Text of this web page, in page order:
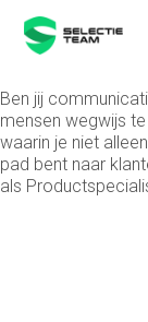
Ben jij
mensen wegwijs
waarin je niet
pad bent naar
als